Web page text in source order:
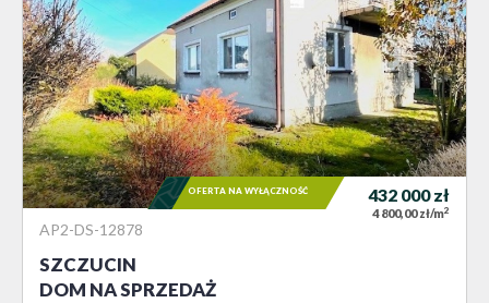
AP2-DS-12878
SZCZUCIN
DOM NA SPRZEDAŻ
432 000zł
4 800,00 zł/m2
OFERTA NA WYŁĄCZNOŚĆ